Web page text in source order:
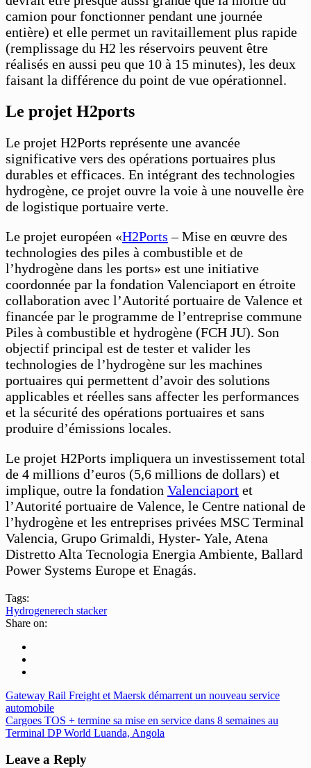
camion pour fonctionner pendant une journée
entière) et elle permet un ravitaillement plus rapide
(remplissage du H2 les réservoirs peuvent être
réalisés en aussi peu que 10 à 15 minutes), les deux
faisant la différence du point de vue opérationnel.
Le projet H2ports
Le projet H2Ports représente une avancée
significative vers des opérations portuaires plus
durables et efficaces. En intégrant des technologies
hydrogène, ce projet ouvre la voie à une nouvelle ère
de logistique portuaire verte.
Le projet européen «H2Ports – Mise en œuvre des
technologies des piles à combustible et de
l’hydrogène dans les ports» est une initiative
coordonnée par la fondation Valenciaport en étroite
collaboration avec l’Autorité portuaire de Valence et
financée par le programme de l’entreprise commune
Piles à combustible et hydrogène (FCH JU). Son
objectif principal est de tester et valider les
technologies de l’hydrogène sur les machines
portuaires qui permettent d’avoir des solutions
applicables et réelles sans affecter les performances
et la sécurité des opérations portuaires et sans
produire d’émissions locales.
Le projet H2Ports impliquera un investissement total
de 4 millions d’euros (5,6 millions de dollars) et
implique, outre la fondation Valenciaport et
l’Autorité portuaire de Valence, le Centre national de
l’hydrogène et les entreprises privées MSC Terminal
Valencia, Grupo Grimaldi, Hyster- Yale, Atena
Distretto Alta Tecnologia Energia Ambiente, Ballard
Power Systems Europe et Enagás.
Tags:
Hydrogenerech stacker
Share on:
Gateway Rail Freight et Maersk démarrent un nouveau service
automobile
Cargoes TOS + termine sa mise en service dans 8 semaines au
Terminal DP World Luanda, Angola
Leave a Reply